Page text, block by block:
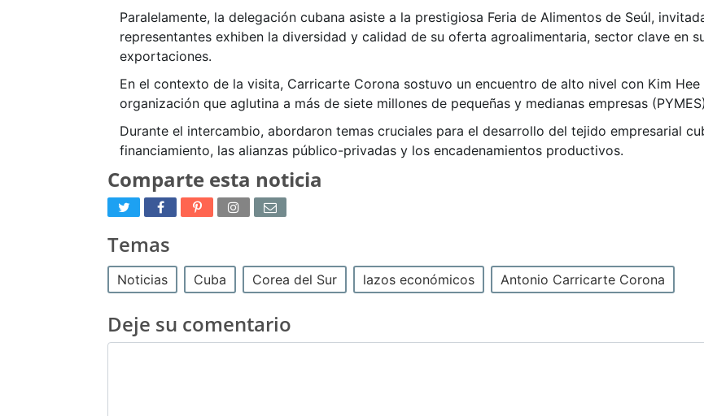
Paralelamente, la delegación cubana asiste a la prestigiosa Feria de Alimentos de Seúl,
representantes exhiben la diversidad y calidad de su oferta agroalimentaria, sector clave en
exportaciones.
En el contexto de la visita, Carricarte Corona sostuvo un encuentro de alto nivel con Kim
organización que aglutina a más de siete millones de pequeñas y medianas empresas
Durante el intercambio, abordaron temas cruciales para el desarrollo del tejido empresarial
financiamiento, las alianzas público-privadas y los encadenamientos productivos.
Comparte esta noticia
Temas
Noticias Cuba Corea del Sur lazos económicos Antonio Carricarte Corona
Deje su comentario